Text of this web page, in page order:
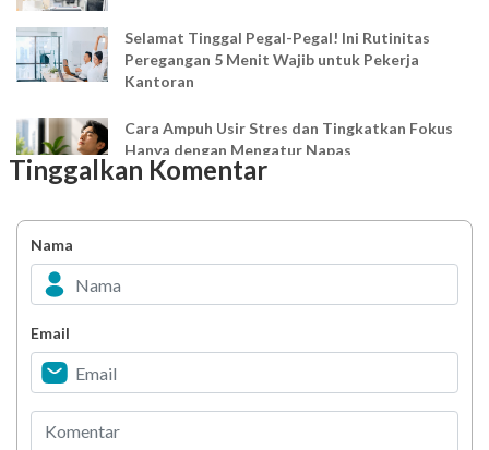
Selamat Tinggal Pegal-Pegal! Ini Rutinitas
Peregangan 5 Menit Wajib untuk Pekerja
Kantoran
Cara Ampuh Usir Stres dan Tingkatkan Fokus
Hanya dengan Mengatur Napas
Bahagia dalam Tubuh
Minuman Manis, Teman atau Ancaman?
Berani Selesaikan Challenge 6.000 Langkah?
Tinggalkan Komentar
Nama
Email